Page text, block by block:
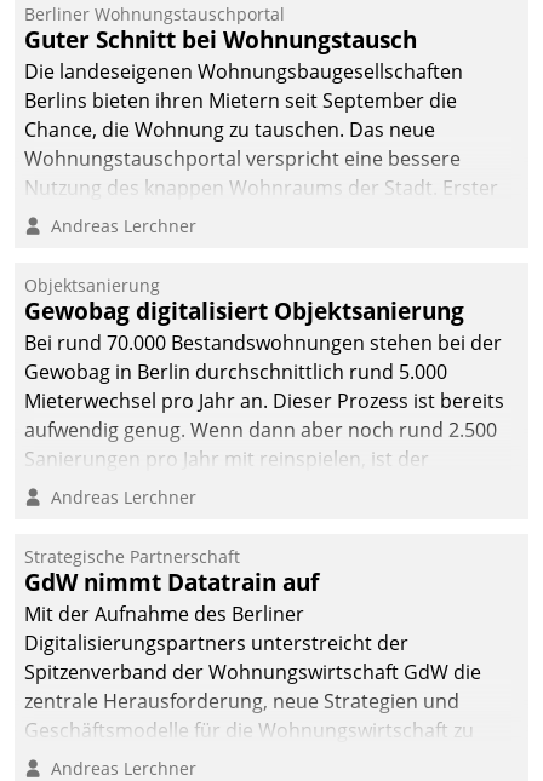
Berliner Wohnungstauschportal
Guter Schnitt bei Wohnungstausch
Die landeseigenen Wohnungsbaugesellschaften
Berlins bieten ihren Mietern seit September die
Chance, die Wohnung zu tauschen. Das neue
Wohnungstauschportal verspricht eine bessere
Nutzung des knappen Wohnraums der Stadt. Erster
Anwendungsfall für Datatrains Lösung API-Hub mit
Unternehmen.
Andreas Lerchner
Objektsanierung
Gewobag digitalisiert Objektsanierung
Bei rund 70.000 Bestandswohnungen stehen bei der
Gewobag in Berlin durchschnittlich rund 5.000
Mieterwechsel pro Jahr an. Dieser Prozess ist bereits
aufwendig genug. Wenn dann aber noch rund 2.500
Sanierungen pro Jahr mit reinspielen, ist der
Betreuungs- und Organisationsaufwand immens. Im
kommunale Wohnungsbauunternehmen daher
gemeinsam mit der Berliner Datatrain GmbH den
Teilprozess der Objektsanierung digitalisiert.
Andreas Lerchner
Strategische Partnerschaft
GdW nimmt Datatrain auf
Mit der Aufnahme des Berliner
Digitalisierungspartners unterstreicht der
Spitzenverband der Wohnungswirtschaft GdW die
zentrale Herausforderung, neue Strategien und
Geschäftsmodelle für die Wohnungswirtschaft zu
entwickeln.
Andreas Lerchner